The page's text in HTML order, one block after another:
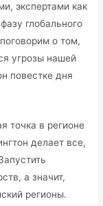
экспертами как
глобального
о том,
угрозы нашей
повестке дня
точка в регионе
делает все,
а значит,
регионы.